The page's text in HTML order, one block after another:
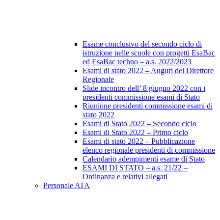
Esame conclusivo del secondo ciclo di
istruzione nelle scuole con progetti EsaBac
ed EsaBac techno – a.s. 2022/2023
Esami di stato 2022 – Auguri del Direttore
Regionale
Slide incontro dell’ 8 giugno 2022 con i
presidenti commissione esami di Stato
Riunione presidenti commissione esami di
stato 2022
Esami di Stato 2022 – Secondo ciclo
Esami di Stato 2022 – Primo ciclo
Esami di stato 2022 – Pubblicazione
elenco regionale presidenti di commissione
Calendario adempimenti esame di Stato
ESAMI DI STATO – a.s. 21/22 –
Ordinanza e relativi allegati
Personale ATA